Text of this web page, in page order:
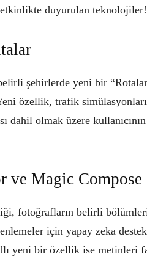
etkinlikte duyurulan teknolojiler!
şehirlerde yeni bir
özellik, trafik
dahil olmak üzere
ve Magic Compose
fotoğrafların belirli
için yapay zeka
yeni bir özellik ise metinleri